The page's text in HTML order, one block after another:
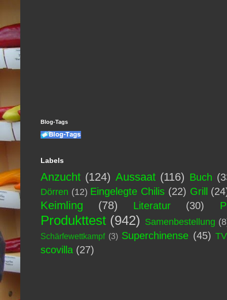
Blog-Tags
Labels
Anzucht (124) Aussaat (116) Buch
Dörren (12) Eingelegte Chilis (22) Grill
Keimling (78) Literatur (30)
Produkttest (942) Samenbestellung
Schärfewettkampf (3) Superchinense (45) TV
scovilla (27)